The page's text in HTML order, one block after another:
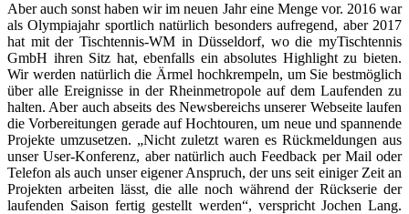
Aber auch sonst haben wir im neuen Jahr eine Menge vor. 2016 war
als Olympiajahr sportlich natürlich besonders aufregend, aber 2017
hat mit der Tischtennis-WM in Düsseldorf, wo die myTischtennis
GmbH ihren Sitz hat, ebenfalls ein absolutes Highlight zu bieten.
Wir werden natürlich die Ärmel hochkrempeln, um Sie bestmöglich
über alle Ereignisse in der Rheinmetropole auf dem Laufenden zu
halten. Aber auch abseits des Newsbereichs unserer Webseite laufen
die Vorbereitungen gerade auf Hochtouren, um neue und spannende
Projekte umzusetzen. „Nicht zuletzt waren es Rückmeldungen aus
unser User-Konferenz, aber natürlich auch Feedback per Mail oder
Telefon als auch unser eigener Anspruch, der uns seit einiger Zeit an
Projekten arbeiten lässt, die alle noch während der Rückserie der
laufenden Saison fertig gestellt werden“, verspricht Jochen Lang.